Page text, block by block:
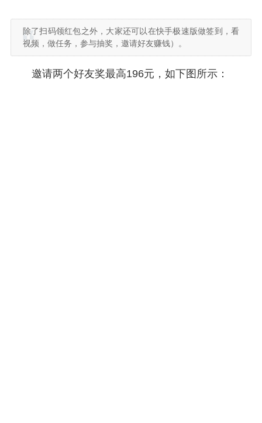
除了扫码领红包之外，大家还可以在快手极速版做签到，看
视频，做任务，参与抽奖，邀请好友赚钱）。
邀请两个好友奖最高196元，如下图所示：